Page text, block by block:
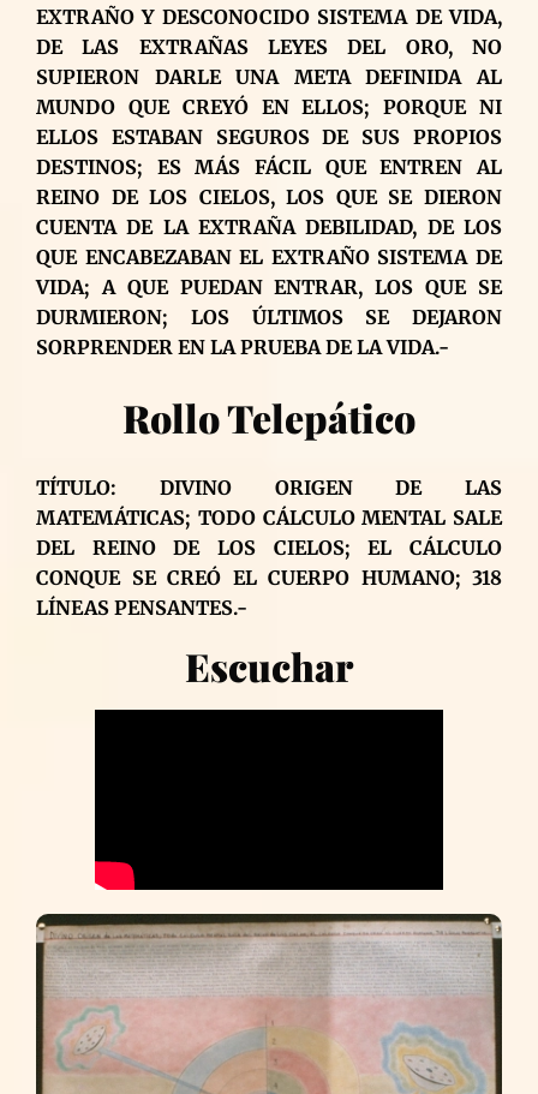
EXTRAÑO Y DESCONOCIDO SISTEMA DE VIDA,
DE LAS EXTRAÑAS LEYES DEL ORO, NO
SUPIERON DARLE UNA META DEFINIDA AL
MUNDO QUE CREYÓ EN ELLOS; PORQUE NI
ELLOS ESTABAN SEGUROS DE SUS PROPIOS
DESTINOS; ES MÁS FÁCIL QUE ENTREN AL
REINO DE LOS CIELOS, LOS QUE SE DIERON
CUENTA DE LA EXTRAÑA DEBILIDAD, DE LOS
QUE ENCABEZABAN EL EXTRAÑO SISTEMA DE
VIDA; A QUE PUEDAN ENTRAR, LOS QUE SE
DURMIERON; LOS ÚLTIMOS SE DEJARON
SORPRENDER EN LA PRUEBA DE LA VIDA.-
Rollo Telepático
TÍTULO: DIVINO ORIGEN DE LAS
MATEMÁTICAS; TODO CÁLCULO MENTAL SALE
DEL REINO DE LOS CIELOS; EL CÁLCULO
CONQUE SE CREÓ EL CUERPO HUMANO; 318
LÍNEAS PENSANTES.-
Escuchar